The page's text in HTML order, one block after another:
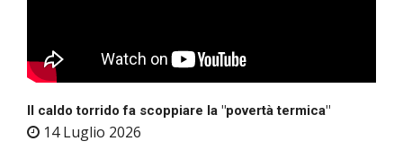
Il caldo torrido fa scoppiare la "povertà termica"
14 Luglio 2026